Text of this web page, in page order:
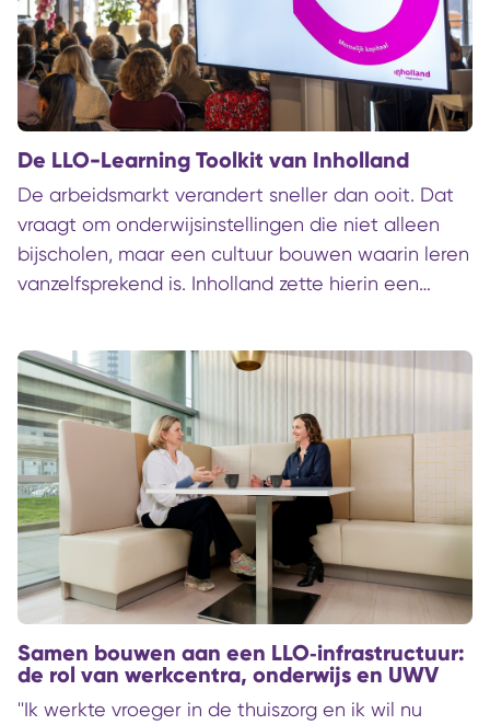
De LLO-Learning Toolkit van Inholland
De arbeidsmarkt verandert sneller dan ooit. Dat
vraagt om onderwijsinstellingen die niet alleen
bijscholen, maar een cultuur bouwen waarin leren
vanzelfsprekend is. Inholland zette hierin een
De afronding van dit project werd gemarkeerd
tijdens het LLO-festival in Haarlem en laat zien
hoe een hogeschool deze omslag niet alleen
denkt, maar ook doet. Met lef, samenwerking en
een aanpak die verder gaat dan een project,
richting een cultuur waarin leren continu mogelijk
wordt gemaakt.
Samen bouwen aan een LLO‑infrastructuur:
de rol van werkcentra, onderwijs en UWV
''Ik werkte vroeger in de thuiszorg en ik wil nu